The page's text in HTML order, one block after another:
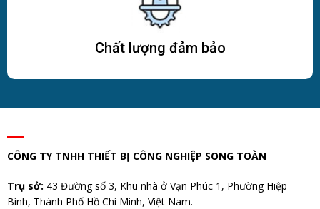
Chất lượng đảm bảo
CÔNG TY TNHH THIẾT BỊ CÔNG NGHIỆP SONG TOÀN
Trụ sở: 43 Đường số 3, Khu nhà ở Vạn Phúc 1, Phường Hiệp
Bình, Thành Phố Hồ Chí Minh, Việt Nam.